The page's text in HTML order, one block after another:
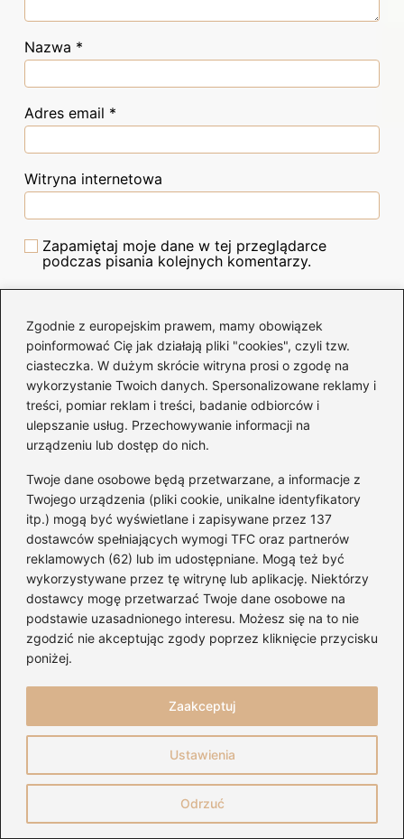
Zgodnie z europejskim prawem, mamy obowiązek
poinformować Cię jak działają pliki "cookies", czyli tzw.
ciasteczka. W dużym skrócie witryna prosi o zgodę na
wykorzystanie Twoich danych. Spersonalizowane reklamy i
treści, pomiar reklam i treści, badanie odbiorców i
ulepszanie usług. Przechowywanie informacji na
urządzeniu lub dostęp do nich.
Twoje dane osobowe będą przetwarzane, a informacje z
Twojego urządzenia (pliki cookie, unikalne identyfikatory
itp.) mogą być wyświetlane i zapisywane przez 137
dostawców spełniających wymogi TFC oraz partnerów
reklamowych (62) lub im udostępniane. Mogą też być
wykorzystywane przez tę witrynę lub aplikację. Niektórzy
dostawcy mogę przetwarzać Twoje dane osobowe na
podstawie uzasadnionego interesu. Możesz się na to nie
zgodzić nie akceptując zgody poprzez kliknięcie przycisku
poniżej.
Ustawienia
Odrzuć
Zaakceptuj
Nazwa *
Adres email *
Witryna internetowa
Zapamiętaj moje dane w tej przeglądarce
podczas pisania kolejnych komentarzy.
Poczytaj więcej
Ile trwa koncert Malika – od czego zależy
długość występu?
2026-08-07